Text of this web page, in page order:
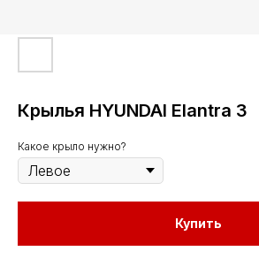
Крылья HYUNDAI Elantra 3
Какое крыло нужно?
Купить